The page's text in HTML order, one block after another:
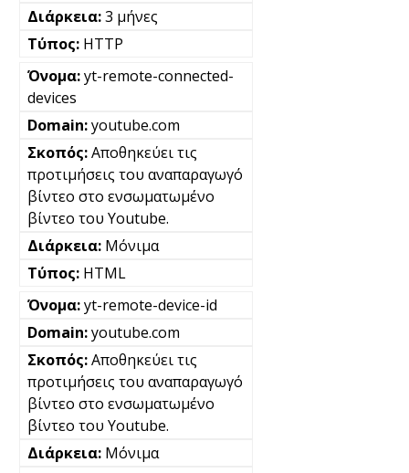
3 μήνες
HTTP
yt-remote-connected-
devices
youtube.com
Αποθηκεύει τις
προτιμήσεις του αναπαραγωγό
βίντεο στο ενσωματωμένο
βίντεο του Youtube.
Μόνιμα
HTML
yt-remote-device-id
youtube.com
Αποθηκεύει τις
προτιμήσεις του αναπαραγωγό
βίντεο στο ενσωματωμένο
βίντεο του Youtube.
Μόνιμα